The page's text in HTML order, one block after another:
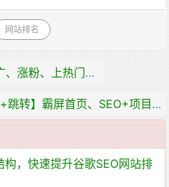
网站排名
上一篇：微信视频号如何推广、涨粉、上热门及变现？
下一篇：【镜像+跳转】霸屏首页、SEO+项目赚钱干货分享
，快速提升谷歌SEO网站排